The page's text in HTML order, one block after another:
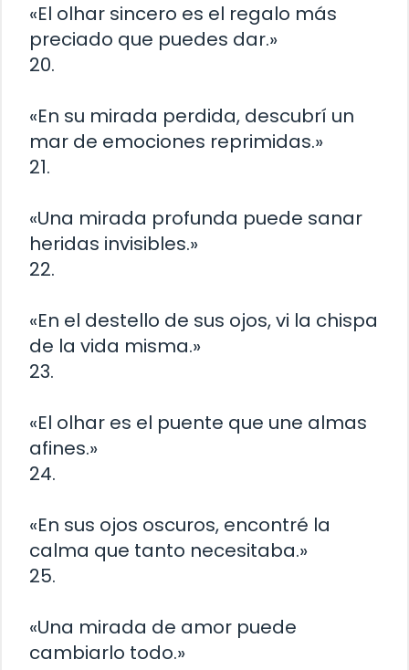
«El olhar sincero es el regalo más
preciado que puedes dar.»
20.
«En su mirada perdida, descubrí un
mar de emociones reprimidas.»
21.
«Una mirada profunda puede sanar
heridas invisibles.»
22.
«En el destello de sus ojos, vi la chispa
de la vida misma.»
23.
«El olhar es el puente que une almas
afines.»
24.
«En sus ojos oscuros, encontré la
calma que tanto necesitaba.»
25.
«Una mirada de amor puede
cambiarlo todo.»